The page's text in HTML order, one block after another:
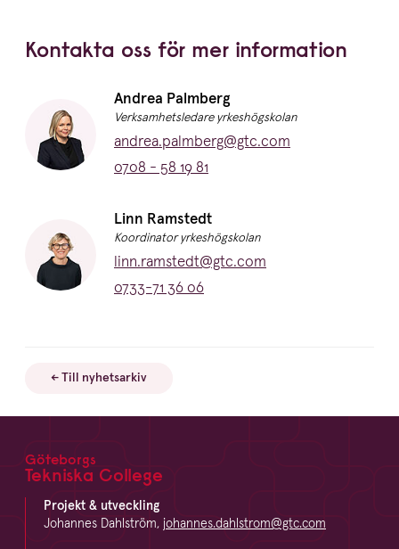
Kontakta oss för mer information
Namn:
Andrea Palmberg
Titel:
Verksamhetsledare yrkeshögskolan
E-post:
andrea.palmberg@gtc.com
Telefon:
0708 - 58 19 81
Namn:
Linn Ramstedt
Titel:
Koordinator yrkeshögskolan
E-post:
linn.ramstedt@gtc.com
Telefon:
0733-71 36 06
← Till nyhetsarkiv
Footer
Göteborgs
Tekniska College
Projekt & utveckling
Johannes Dahlström, johannes.dahlstrom@gtc.com